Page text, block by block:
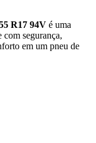
R17 94V é uma
com segurança,
em um pneu de